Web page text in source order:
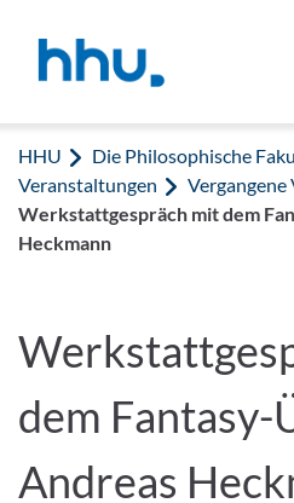
HHU Die Philosophische
Veranstaltungen
Werkstattgespräch mit dem
Heckmann
dem
Andreas